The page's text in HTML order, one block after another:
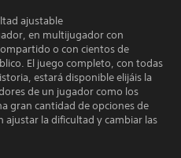
ajustable
en multijugador con
o con cientos de
El juego completo, con todas
estará disponible elijáis la
de un jugador como los
gran cantidad de opciones de
la dificultad y cambiar las